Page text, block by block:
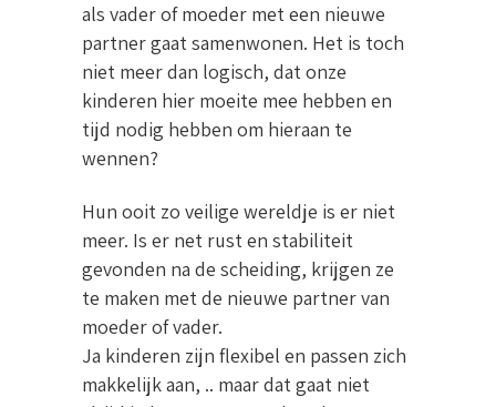
als vader of moeder met een nieuwe
partner gaat samenwonen. Het is toch
niet meer dan logisch, dat onze
kinderen hier moeite mee hebben en
tijd nodig hebben om hieraan te
wennen?
Hun ooit zo veilige wereldje is er niet
meer. Is er net rust en stabiliteit
gevonden na de scheiding, krijgen ze
te maken met de nieuwe partner van
moeder of vader.
Ja kinderen zijn flexibel en passen zich
makkelijk aan, .. maar dat gaat niet